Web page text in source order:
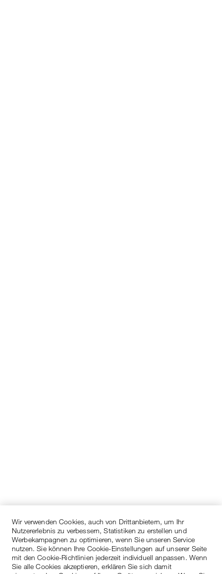
Wir verwenden Cookies, auch von Drittanbietern, um Ihr
Nutzererlebnis zu verbessern, Statistiken zu erstellen und
Werbekampagnen zu optimieren, wenn Sie unseren Service
nutzen. Sie können Ihre Cookie-Einstellungen auf unserer Seite
mit den Cookie-Richtlinien jederzeit individuell anpassen. Wenn
Sie alle Cookies akzeptieren, erklären Sie sich damit